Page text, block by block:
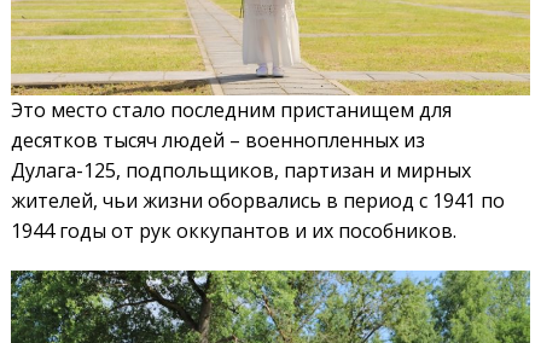
Это место стало последним пристанищем для
десятков тысяч людей – военнопленных из
Дулага-125, подпольщиков, партизан и мирных
жителей, чьи жизни оборвались в период с 1941 по
1944 годы от рук оккупантов и их пособников.